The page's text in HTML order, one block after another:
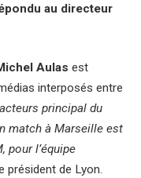
au directeur
Aulas est
interposés entre
principal du
match à Marseille est
pour l’équipe
président de Lyon.